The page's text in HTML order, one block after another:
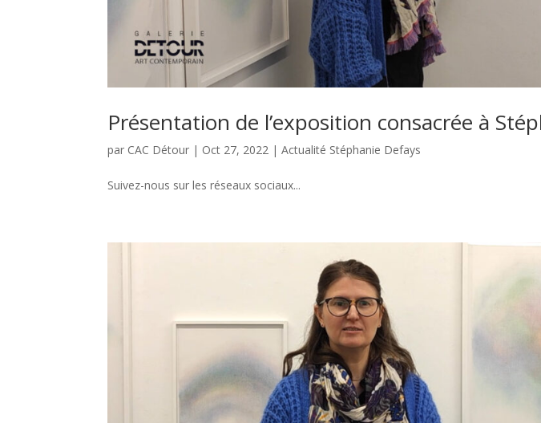
Présentation de l’exposition consacrée à
par CAC Détour | Oct 27, 2022 |Actualité Stéphanie Defays
Suivez-nous sur les réseaux sociaux...